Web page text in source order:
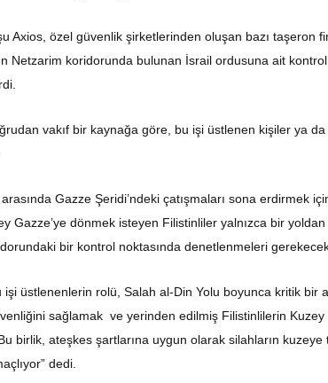
Axios, özel güvenlik şirketlerinden oluşan bazı taşeron
Netzarim koridorunda bulunan İsrail ordusuna ait
vakıf bir kaynağa göre, bu işi üstlenen kişiler ya da
Gazze Şeridi’ndeki çatışmaları sona erdirmek
Gazze’ye dönmek isteyen Filistinliler yalnızca bir
bir kontrol noktasında denetlenmeleri
işi üstlenenlerin rolü, Salah al-Din Yolu boyunca kritik bir
sağlamak ve yerinden edilmiş Filistinlilerin Kuzey
birlik, ateşkes şartlarına uygun olarak silahların kuzeye
dedi.